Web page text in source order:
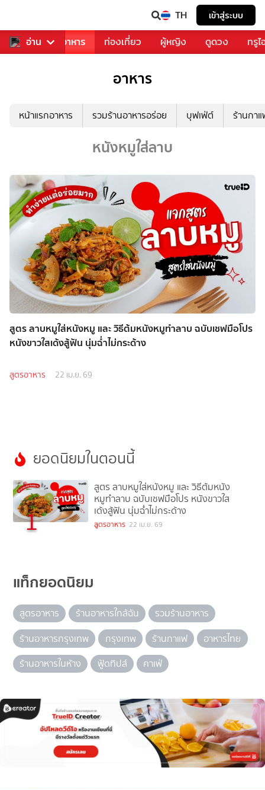
TH เข้าสู่ระบบ
อ่าน
การเพลง อาหาร ท่องเที่ยว ผู้หญิง ดูดวง ทรู
อาหาร
หน้าแรกอาหาร รวมร้านอาหารอร่อย บุฟเฟ่ต์ ร้านกา
หนังหมูใส่ลาบ
สูตร ลาบหมูใส่หนังหมู และ วิธีต้มหนังหมูทําลาบ ฉบับเชฟมือโปร
หนังขาวใสเด้งสู้ฟัน นุ่มฉ่ำไม่กระด้าง
สูตรอาหาร 22 เม.ย. 69
ยอดนิยมในตอนนี้
1
สูตร ลาบหมูใส่หนังหมู และ วิธีต้มหนัง
หมูทําลาบ ฉบับเชฟมือโปร หนังขาวใส
เด้งสู้ฟัน นุ่มฉ่ำไม่กระด้าง
สูตรอาหาร 22 เม.ย. 69
แท็กยอดนิยม
สูตรอาหาร ร้านอาหารใกล้ฉัน
รวมร้านอาหาร
ร้านอาหารกรุงเทพ
กรุงเทพ ร้านกาแฟ
อาหารไทย
ร้านอาหารในห้าง
ฟู้ดทิปส์ คาเฟ่